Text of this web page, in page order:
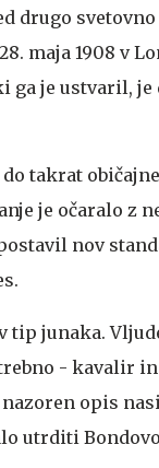
drugo
maja 1908 v
je ustvaril,
takrat
je očaralo z
nov
tip junaka.
- kavalir
opis
utrditi